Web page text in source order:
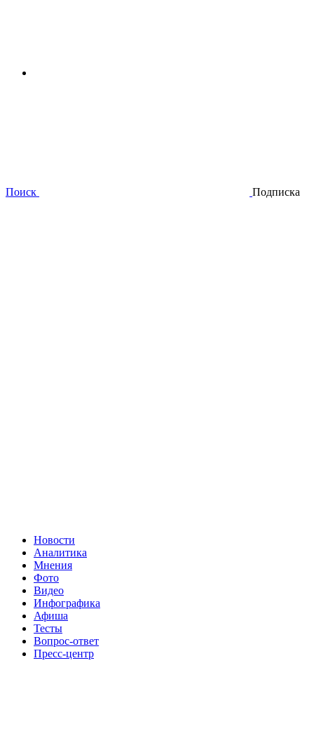
Поиск Подписка
Новости
Аналитика
Мнения
Фото
Видео
Инфографика
Афиша
Тесты
Вопрос-ответ
Пресс-центр